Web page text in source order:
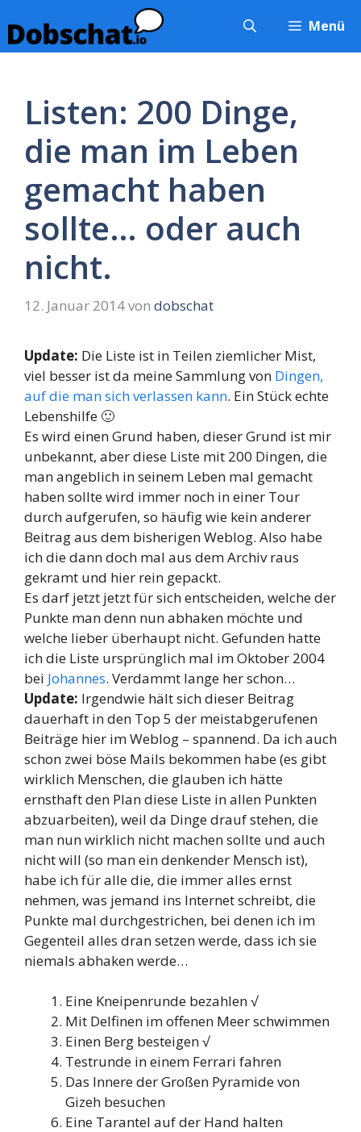
Inhalt
springen
Menü
Listen: 200 Dinge,
die man im Leben
gemacht haben
sollte… oder auch
nicht.
12. Januar 2014von dobschat
Update: Die Liste ist in Teilen ziemlicher Mist,
viel besser ist da meine Sammlung von Dingen,
auf die man sich verlassen kann. Ein Stück echte
Lebenshilfe 🙂
Es wird einen Grund haben, dieser Grund ist mir
unbekannt, aber diese Liste mit 200 Dingen, die
man angeblich in seinem Leben mal gemacht
haben sollte wird immer noch in einer Tour
durch aufgerufen, so häufig wie kein anderer
Beitrag aus dem bisherigen Weblog. Also habe
ich die dann doch mal aus dem Archiv raus
gekramt und hier rein gepackt.
Es darf jetzt jetzt für sich entscheiden, welche der
Punkte man denn nun abhaken möchte und
welche lieber überhaupt nicht. Gefunden hatte
ich die Liste ursprünglich mal im Oktober 2004
bei Johannes. Verdammt lange her schon…
Update: Irgendwie hält sich dieser Beitrag
dauerhaft in den Top 5 der meistabgerufenen
Beiträge hier im Weblog – spannend. Da ich auch
schon zwei böse Mails bekommen habe (es gibt
wirklich Menschen, die glauben ich hätte
ernsthaft den Plan diese Liste in allen Punkten
abzuarbeiten), weil da Dinge drauf stehen, die
man nun wirklich nicht machen sollte und auch
nicht will (so man ein denkender Mensch ist),
habe ich für alle die, die immer alles ernst
nehmen, was jemand ins Internet schreibt, die
Punkte mal durchgestrichen, bei denen ich im
Gegenteil alles dran setzen werde, dass ich sie
niemals abhaken werde…
Eine Kneipenrunde bezahlen √
Mit Delfinen im offenen Meer schwimmen
Einen Berg besteigen √
Testrunde in einem Ferrari fahren
Das Innere der Großen Pyramide von
Gizeh besuchen
Eine Tarantel auf der Hand halten